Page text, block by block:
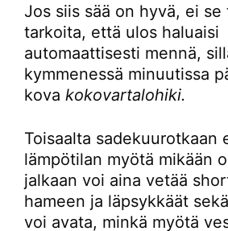
Jos siis sää on hyvä, ei se
tarkoita, että ulos haluaisi
automaattisesti mennä,
kymmenessä minuutissa
kova kokovartalohiki.
Toisaalta sadekuurotkaan
lämpötilan myötä mikään
jalkaan voi aina vetää
hameen ja läpsykkäät
voi avata, minkä myötä